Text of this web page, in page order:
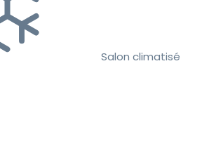
Salon climatisé